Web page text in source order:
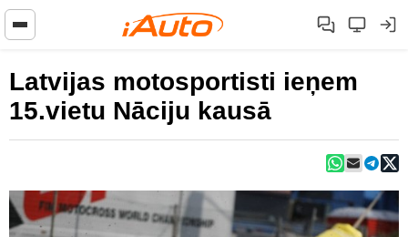
Latvijas motosportisti ieņem
15.vietu Nāciju kausā